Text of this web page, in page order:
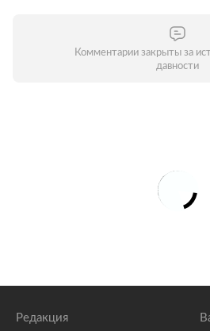
Комментарии закрыты за
давности
Редакция